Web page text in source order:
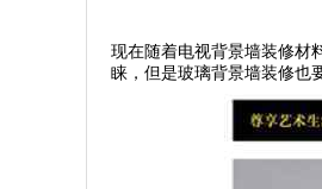
现在随着电视背景墙装修材
睐，但是玻璃背景墙装修也